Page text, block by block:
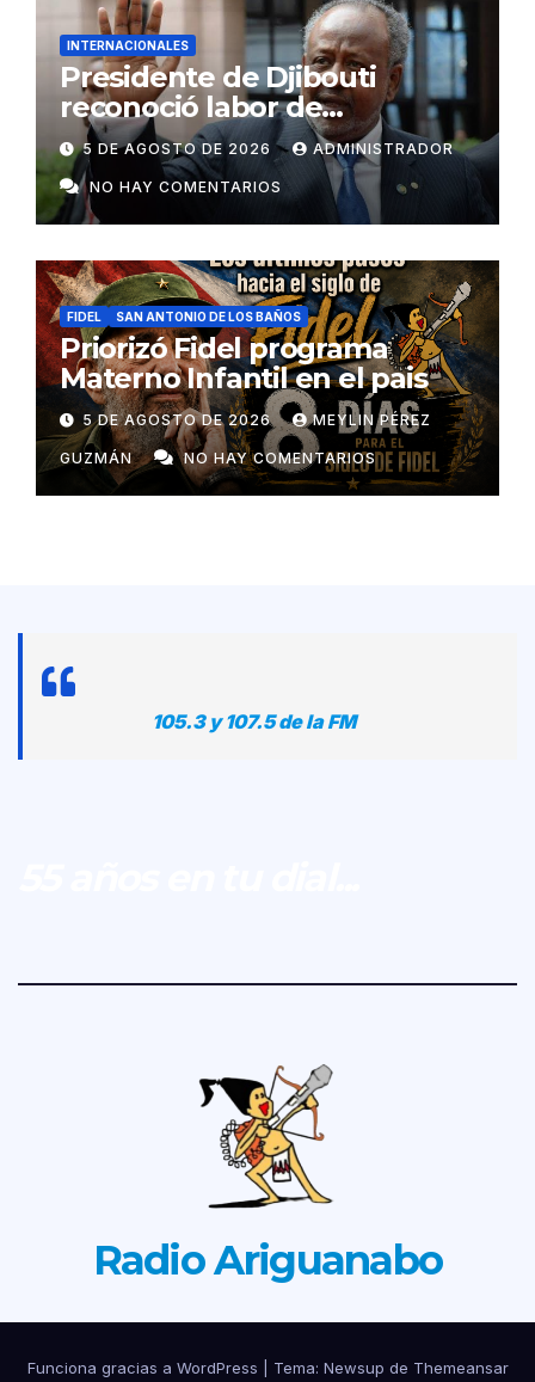
INTERNACIONALES
Presidente de Djibouti
reconoció labor de
colaboradores de Cuba
5 DE AGOSTO DE 2026 ADMINISTRADOR
NO HAY COMENTARIOS
FIDEL SAN ANTONIO DE LOS BAÑOS
Priorizó Fidel programa
Materno Infantil en el pais
5 DE AGOSTO DE 2026 MEYLIN PÉREZ
GUZMÁN NO HAY COMENTARIOS
105.3 y 107.5 de la FM
Radio Ariguanabo
Funciona gracias a WordPress Tema: Newsup de Themeansar